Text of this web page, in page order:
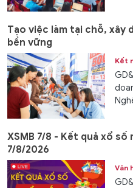
Tạo việc làm tại chỗ,
bền vững
Kết
XSMB 7/8 - Kết quả xổ số
7/8/2026
Văn